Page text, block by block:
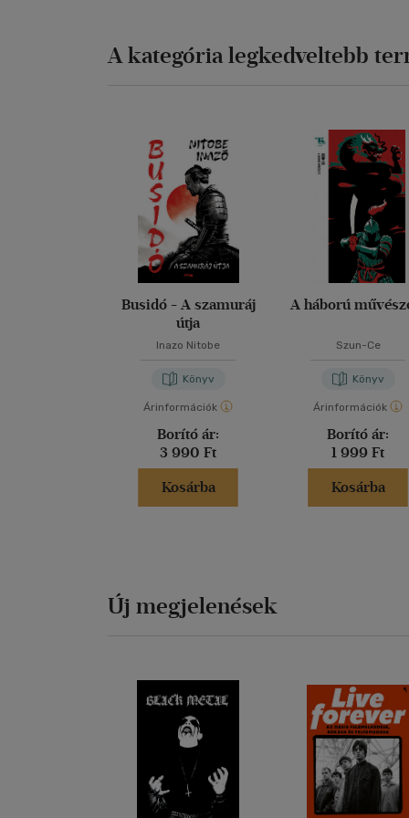
A kategória legkedveltebb
Busidó - A szamuráj
útja
Inazo Nitobe
Könyv
Árinformációk
Borító ár:
3 990 Ft
Kosárba
A háború
Szun-Ce
Könyv
Árinformációk
Borító ár:
1 999 Ft
Kosárba
Új megjelenések